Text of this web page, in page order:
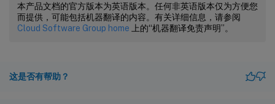
本产品文档的官方版本为英语版本。任何非英语版本仅为方便您
而提供，可能包括机器翻译的内容。有关详细信息，请参阅
Cloud Software Group home 上的“机器翻译免责声明”。
这是否有帮助？